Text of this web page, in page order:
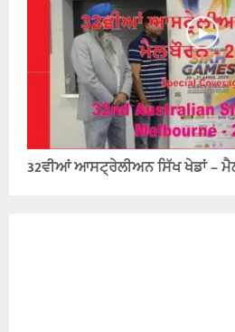
32ਵੀਆਂ ਆਸਟ੍ਰੇਲੀਅਨ ਸਿੱਖ ਖੇਡਾਂ –